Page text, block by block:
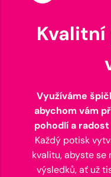
Využíváme
abychom vám
pohodlí a
Každý potisk
kvalitu, abyste
výsledků, ať už